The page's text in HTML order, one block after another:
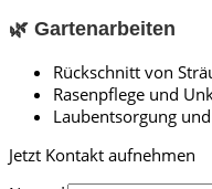
🌿 Gartenarbeiten
Rückschnitt von
Rasenpflege und
Laubentsorgung
Jetzt Kontakt aufnehmen